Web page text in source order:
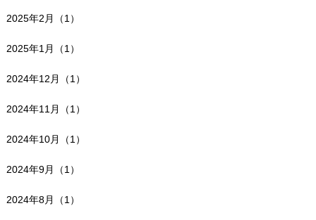
2025年2月（1）
2025年1月（1）
2024年12月（1）
2024年11月（1）
2024年10月（1）
2024年9月（1）
2024年8月（1）